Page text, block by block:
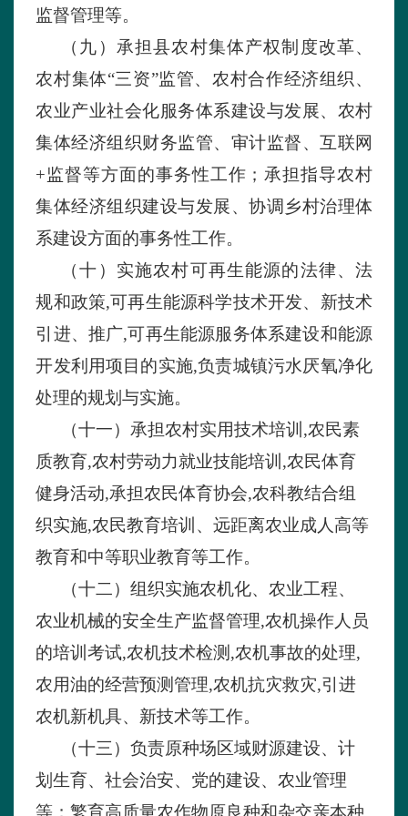
监督管理等。
（九） 承担县农村集体产权制度改革、
农村集体“三资”监管、农村合作经济组织、
农业产业社会化服务体系建设与发展、农村
集体经济组织财务监管、审计监督、互联网
+监督等方面的事务性工作；承担指导农村
集体经济组织建设与发展、协调乡村治理体
系建设方面的事务性工作。
（十） 实施农村可再生能源的法律、法
规和政策,可再生能源科学技术开发、新技术
引进、推广,可再生能源服务体系建设和能源
开发利用项目的实施,负责城镇污水厌氧净化
处理的规划与实施。
（十一）承担农村实用技术培训 ,农民素
质教育,农村劳动力就业技能培训,农民体育
健身活动,承担农民体育协会,农科教结合组
织实施,农民教育培训、远距离农业成人高等
教育和中等职业教育等工作。
（十二）组织实施农机化、农业工程、
农业机械的安全生产监督管理,农机操作人员
的培训考试,农机技术检测,农机事故的处理,
农用油的经营预测管理,农机抗灾救灾,引进
农机新机具、新技术等工作。
（十三）负责原种场区域财源建设、计
划生育、社会治安、党的建设、农业管理
等；繁育高质量农作物原良种和杂交亲本种